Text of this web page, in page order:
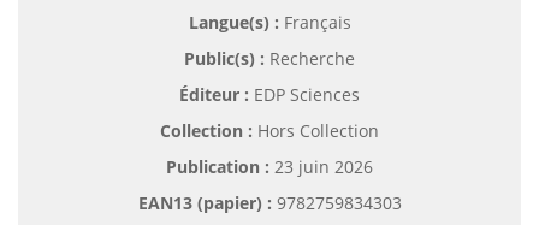
Langue(s) : Français
Public(s) : Recherche
Éditeur : EDP Sciences
Collection : Hors Collection
Publication : 23 juin 2026
EAN13 (papier) : 9782759834303